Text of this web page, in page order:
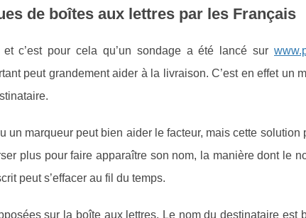
de boîtes aux lettres par les Français
c’est pour cela qu’un sondage a été lancé sur
peut grandement aider à la livraison. C’est en effet un
un marqueur peut bien aider le facteur, mais cette solution
plus pour faire apparaître son nom, la manière dont le
peut s’effacer au fil du temps.
sur la boîte aux lettres. Le nom du destinataire est